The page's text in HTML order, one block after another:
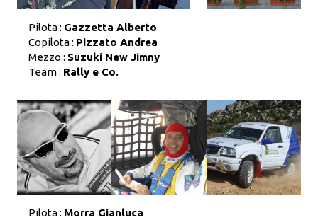
Pilota : Gazzetta Alberto
Copilota : Pizzato Andrea
Mezzo : Suzuki New Jimny
Team : Rally e Co.
Pilota : Morra Gianluca